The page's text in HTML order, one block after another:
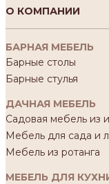
О КОМПАНИИ
БАРНАЯ МЕБЕЛЬ
Барные столы
Барные стулья
ДАЧНАЯ МЕБЕЛЬ
Садовая мебель из
Мебель для сада и
Мебель из ротанга
МЕБЕЛЬ ДЛЯ